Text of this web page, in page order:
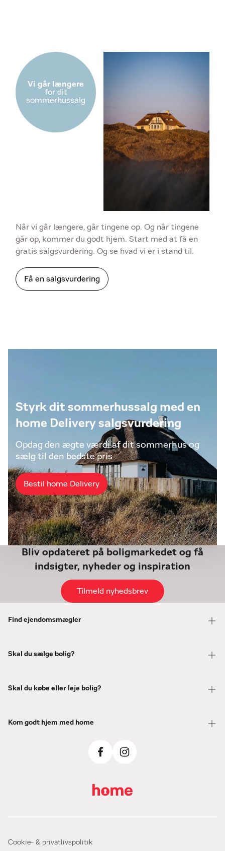
Vi går længere
for dit
sommerhussalg
Når vi går længere, går tingene op. Og når tingene
går op, kommer du godt hjem. Start med at få en
gratis salgsvurdering. Og se hvad vi er i stand til.
Få en salgsvurdering
Styrk dit sommerhussalg med en
home Delivery salgsvurdering
Opdag den ægte værdi af dit sommerhus og
sælg til den bedste pris
Bestil home Delivery
Bliv opdateret på boligmarkedet og få
indsigter, nyheder og inspiration
Tilmeld nyhedsbrev
Find ejendomsmægler
Skal du sælge bolig?
Skal du købe eller leje bolig?
Kom godt hjem med home
Cookie- & privatlivspolitik